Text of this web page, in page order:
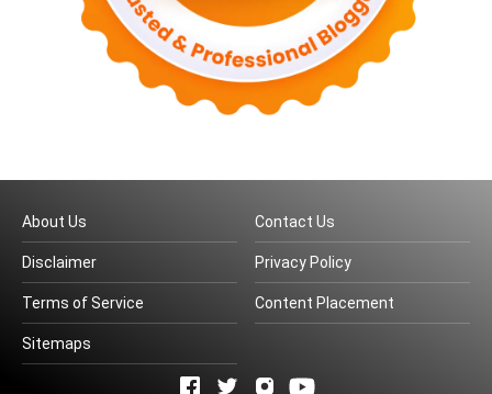
About Us Contact Us
Disclaimer Privacy Policy
Terms of Service Content Placement
Sitemaps